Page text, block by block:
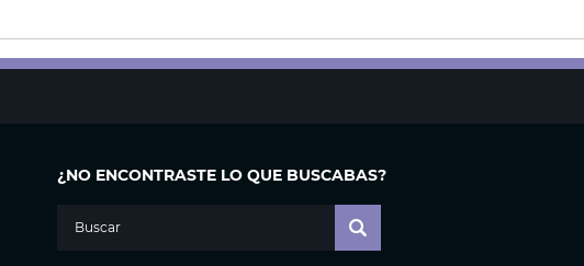
¿NO ENCONTRASTE LO QUE BUSCABAS?